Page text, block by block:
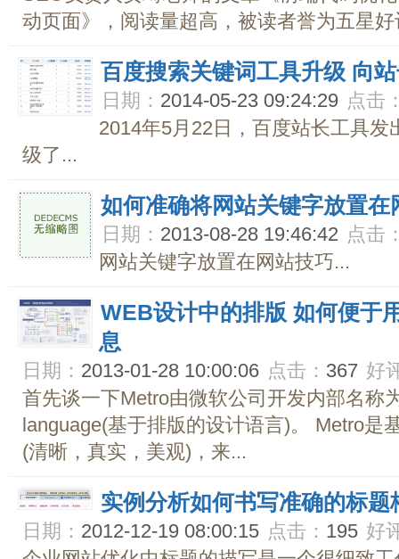
动页面》，阅读量超高，被读者誉为五星
百度搜索关键词工具升级 向
日期： 2014-05-23 09:24:29 点击
2014年5月22日，百度站长工具
级了...
如何准确将网站关键字放置在
日期： 2013-08-28 19:46:42 点击
网站关键字放置在网站技巧...
WEB设计中的排版 如何便于
息
日期： 2013-01-28 10:00:06 点击： 367 好
首先谈一下Metro由微软公司开发内部名称
language(基于排版的设计语言)。 Metro是
(清晰，真实，美观)，来...
实例分析如何书写准确的标题
日期： 2012-12-19 08:00:15 点击： 195 好